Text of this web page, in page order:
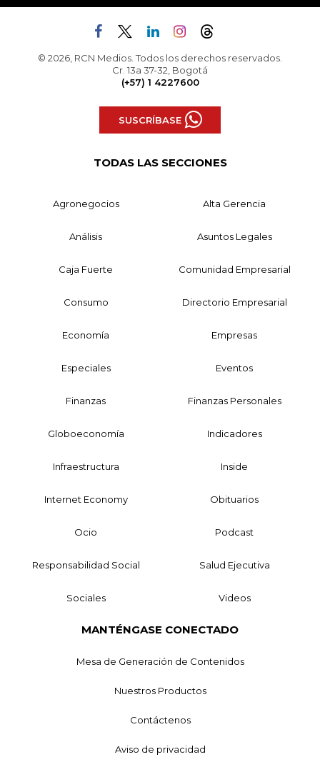
© 2026, RCN Medios. Todos los derechos reservados.
Cr. 13a 37-32, Bogotá
(+57) 1 4227600
SUSCRÍBASE
TODAS LAS SECCIONES
Agronegocios Alta Gerencia
Análisis Asuntos Legales
Caja Fuerte Comunidad Empresarial
Consumo Directorio Empresarial
Economía Empresas
Especiales Eventos
Finanzas Finanzas Personales
Globoeconomía Indicadores
Infraestructura Inside
Internet Economy Obituarios
Ocio Podcast
Responsabilidad Social Salud Ejecutiva
Sociales Videos
MANTÉNGASE CONECTADO
Mesa de Generación de Contenidos
Nuestros Productos
Contáctenos
Aviso de privacidad